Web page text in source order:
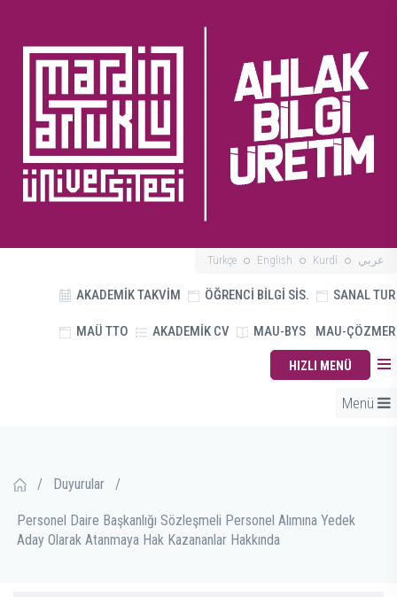
Türkçe English Kurdî عربي
AKADEMİK TAKVİM ÖĞRENCİ BİLGİ SİS. SANAL TUR
MAÜ TTO AKADEMİK CV MAU-BYS MAU-ÇÖZMER
HIZLI MENÜ
Menü
/ Duyurular /
Personel Daire Başkanlığı Sözleşmeli Personel Alımına Yedek
Aday Olarak Atanmaya Hak Kazananlar Hakkında